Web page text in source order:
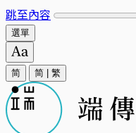
跳至內容
選單
简 简 繁